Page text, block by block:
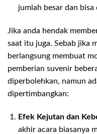
jumlah besar dan bisa
Jika anda hendak
saat itu juga. Sebab jika
berlangsung membuat
pemberian suvenir
diperbolehkan, namun
dipertimbangkan:
Efek Kejutan dan
akhir acara biasanya